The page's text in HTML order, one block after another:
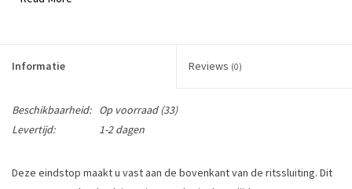
Informatie Reviews (0)
Beschikbaarheid: Op voorraad(33)
Levertijd:
1-2 dagen
Deze eindstop maakt u vast aan de bovenkant van de ritssluiting. Dit